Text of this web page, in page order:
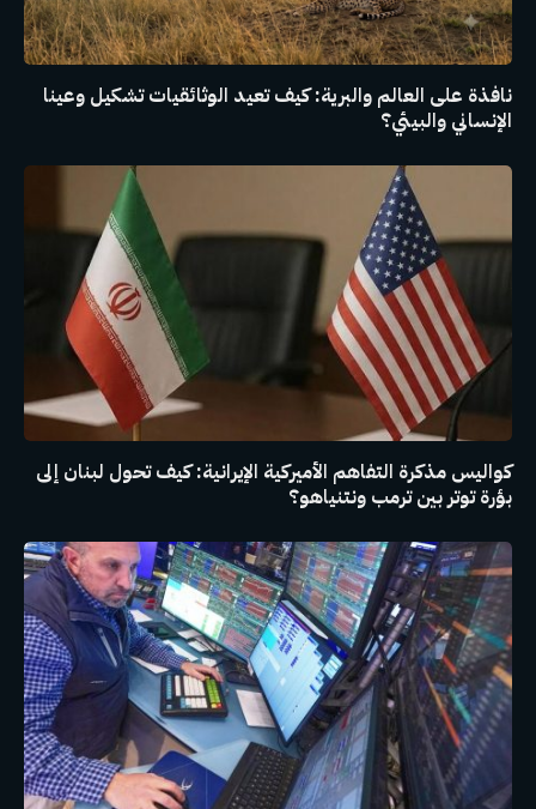
نافذة على العالم والبرية: كيف تعيد الوثائقيات تشكيل وعينا
الإنساني والبيئي؟
كواليس مذكرة التفاهم الأميركية الإيرانية: كيف تحول لبنان إلى
بؤرة توتر بين ترمب ونتنياهو؟